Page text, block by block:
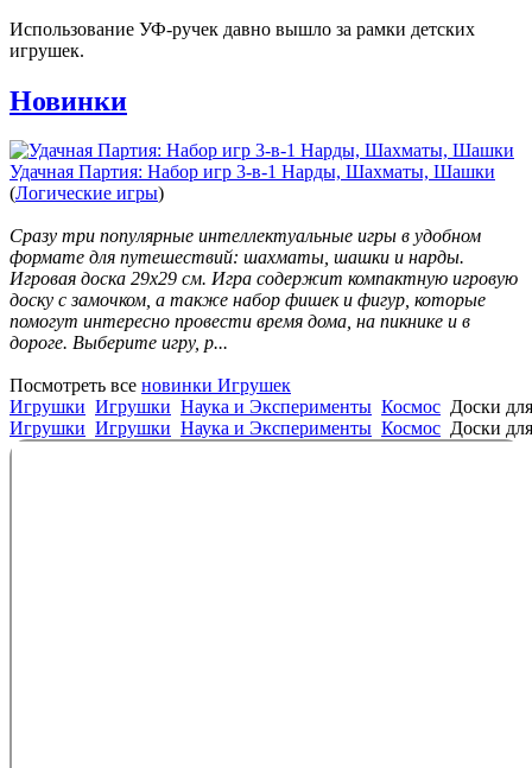
Использование УФ-ручек давно вышло за рамки детских
игрушек.
Новинки
Удачная Партия: Набор игр 3-в-1 Нарды, Шахматы, Шашки
(Логические игры)
Сразу три популярные интеллектуальные игры в удобном
формате для путешествий: шахматы, шашки и нарды.
Игровая доска 29х29 см. Игра содержит компактную игровую
доску с замочком, а также набор фишек и фигур, которые
помогут интересно провести время дома, на пикнике и в
дороге. Выберите игру, р...
Посмотреть все новинки Игрушек
Игрушки Игрушки Наука и Эксперименты Космос Доски
Игрушки Игрушки Наука и Эксперименты Космос Доски